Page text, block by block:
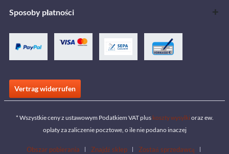
Sposoby płatności
Vertrag widerrufen
* Wszystkie ceny z ustawowym Podatkiem VAT plus koszty wysyłki oraz ew.
opłaty za zaliczenie pocztowe, o ile nie podano inaczej
Obszar pobierania Znajdź sklep Zostań sprzedawcą